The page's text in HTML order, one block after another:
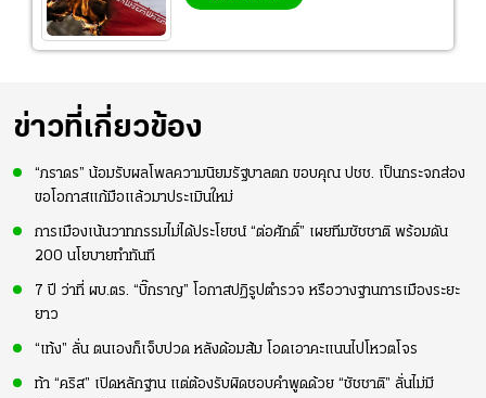
ข่าวที่เกี่ยวข้อง
“ภราดร” น้อมรับผลโพลความนิยมรัฐบาลตก ขอบคุณ ปชช. เป็นกระจกส่อง
ขอโอกาสแก้มือแล้วมาประเมินใหม่
การเมืองเน้นวาทกรรมไม่ได้ประโยชน์ “ต่อศักดิ์” เผยทีมชัชชาติ พร้อมดัน
200 นโยบายทำทันที
7 ปี ว่าที่ ผบ.ตร. “บิ๊กราญ” โอกาสปฏิรูปตำรวจ หรือวางฐานการเมืองระยะ
ยาว
“เท้ง” ลั่น ตนเองก็เจ็บปวด หลังด้อมส้ม โอดเอาคะแนนไปโหวตโจร
ท้า “คริส” เปิดหลักฐาน แต่ต้องรับผิดชอบคำพูดด้วย “ชัชชาติ” ลั่นไม่มี